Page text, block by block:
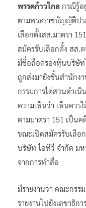
พรรคก้าวไกล กรณีรู้อ
ตามพระราชบัญญัติ​ปร
เลือกตั้งสส.มาตรา
สมัครรับเลือกตั้ง สส.
มีชื่อถือครองหุ้นบริษัท
ถูกส่งมายังชั้นสำนักง
กรรมการไต่สวนดำเ
ความเห็นว่า เห็นควร
ตามมาตรา 151 เป็น
ขณะเปิดสมัครรับเลือ
บริษัท ไอทีวี จำกัด ม
จากการทำสื่อ
มีรายงานว่า คณะกรร
รายงานไปยังเลขาธิก